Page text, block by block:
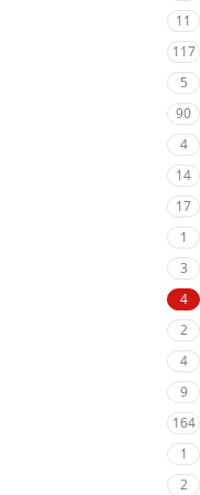
11
117
5
90
4
14
17
1
3
4
2
4
9
164
1
2